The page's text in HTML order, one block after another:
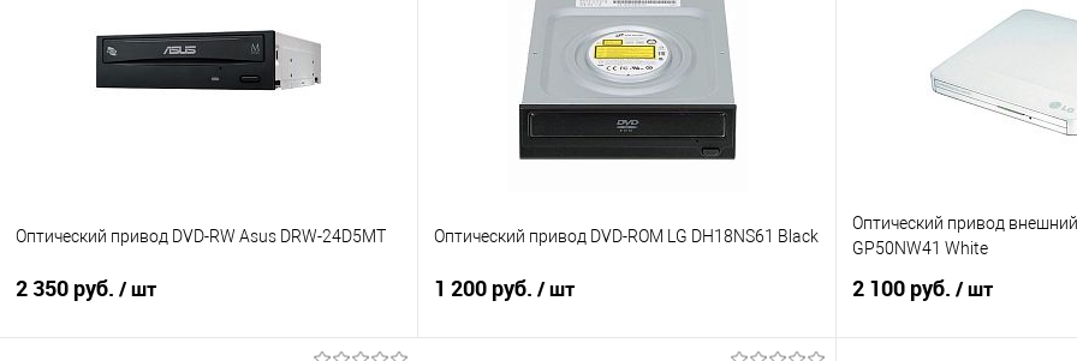
Оптический привод DVD-RW Asus DRW-24D5MT
2 350 руб. / шт
Оптический привод DVD-ROM LG DH18NS61 Black
1 200 руб. / шт
Оптический привод внешний
GP50NW41 White
2 100 руб. / шт